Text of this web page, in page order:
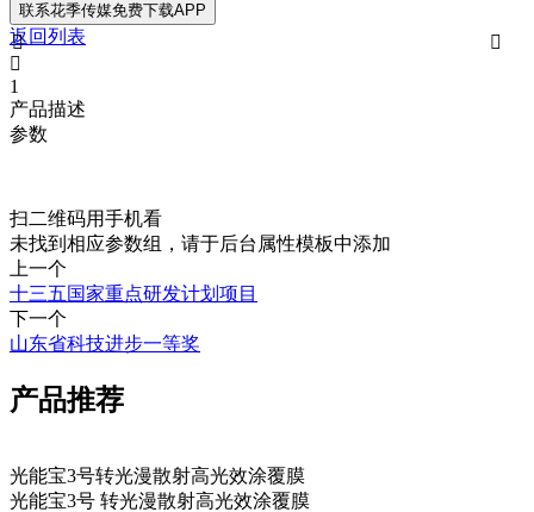
联系花季传媒免费下载APP
返回列表

1
产品描述
参数
扫二维码用手机看
未找到相应参数组，请于后台属性模板中添加
上一个
十三五国家重点研发计划项目
下一个
山东省科技进步一等奖
产品推荐
光能宝3号转光漫散射高光效涂覆膜
光能宝3号 转光漫散射高光效涂覆膜
 